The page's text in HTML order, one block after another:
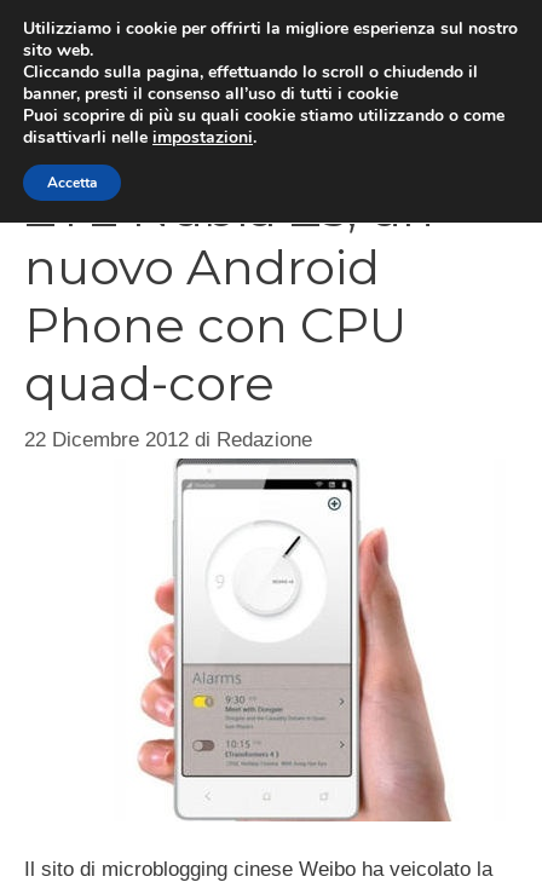
contenuto
ZTE Nubia Z5, un
nuovo Android
Phone con CPU
quad-core
22 Dicembre 2012 di Redazione
Il sito di microblogging cinese Weibo ha veicolato la
Utilizziamo i cookie per offrirti la migliore esperienza sul nostro
sito web.
Cliccando sulla pagina, effettuando lo scroll o chiudendo il
banner, presti il consenso all’uso di tutti i cookie
Puoi scoprire di più su quali cookie stiamo utilizzando o come
disattivarli nelle impostazioni.
Accetta